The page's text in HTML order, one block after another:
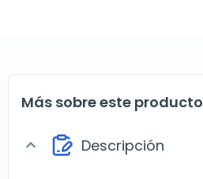
Más sobre este producto
expand_more Descripción